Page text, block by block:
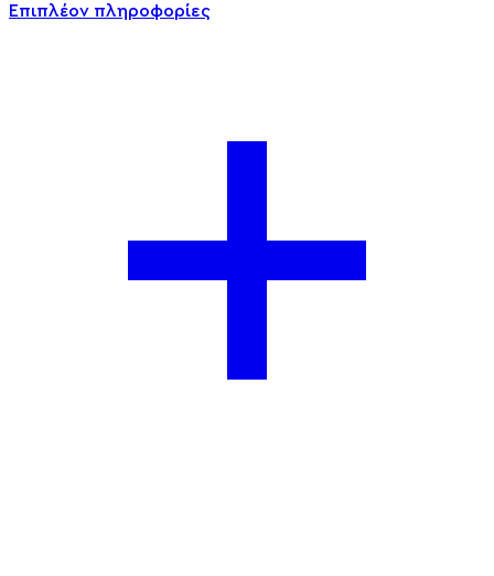
Επιπλέον πληροφορίες